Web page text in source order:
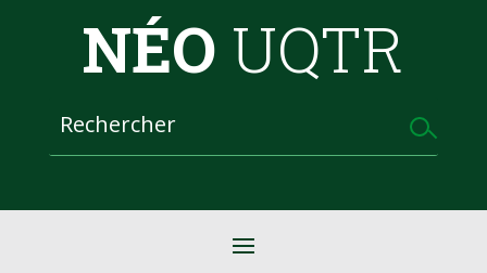
NÉO UQTR